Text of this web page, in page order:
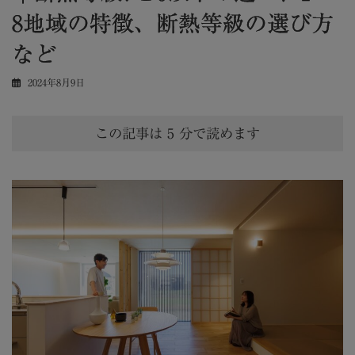
8地域の特徴、断熱等級の選び方
など
2024年8月9日
この記事は 5 分で読めます